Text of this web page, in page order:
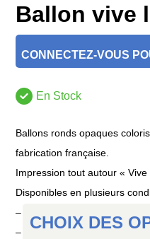
Ballon vive
CONNECTEZ-VOUS
En Stock
Ballons ronds opaques
fabrication française.
Impression tout autour «
Disponibles en plusieurs
– PC de 8 ballons
– SAC de 100 ballons
CHOIX DES